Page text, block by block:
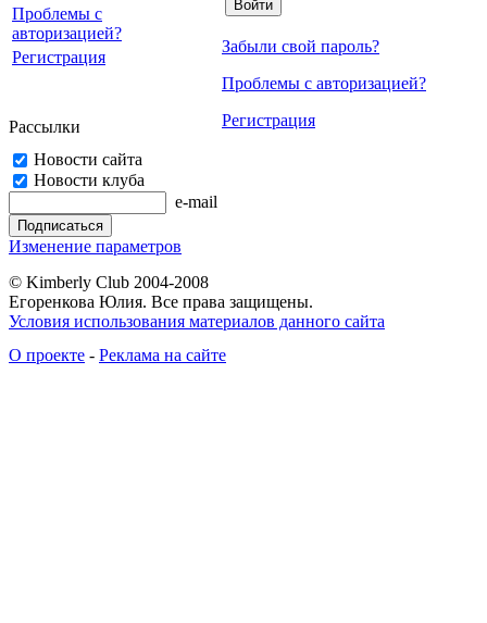
Проблемы с
авторизацией?
Регистрация
Рассылки
Новости сайта
Новости клуба
e-mail
Изменение параметров
Забыли свой пароль?
Проблемы с авторизацией?
Регистрация
© Kimberly Club 2004-2008
Егоренкова Юлия. Все права защищены.
Условия использования материалов данного сайта
О проекте - Реклама на сайте